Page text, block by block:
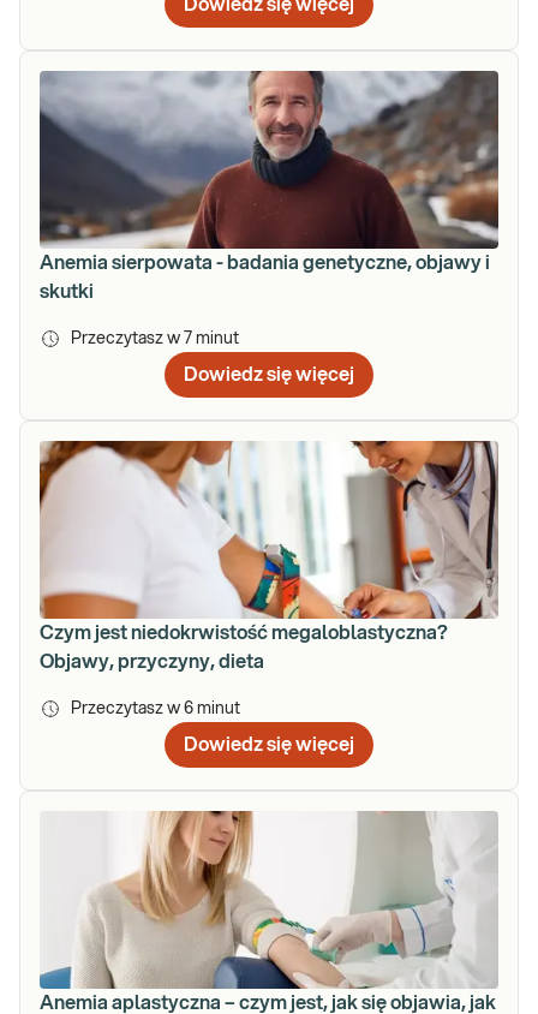
Dowiedz się więcej
Anemia sierpowata - badania genetyczne, objawy i
skutki
Przeczytasz w 7 minut
Dowiedz się więcej
Czym jest niedokrwistość megaloblastyczna?
Objawy, przyczyny, dieta
Przeczytasz w 6 minut
Dowiedz się więcej
Anemia aplastyczna – czym jest, jak się objawia, jak